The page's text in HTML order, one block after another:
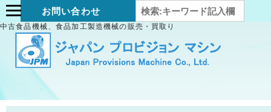
お問い合わせ
中古食品機械、食品加工製造機械の販売・買取り